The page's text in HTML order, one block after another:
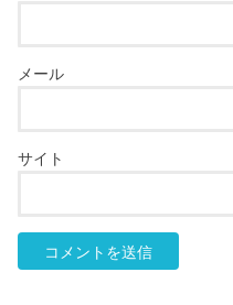
メール
サイト